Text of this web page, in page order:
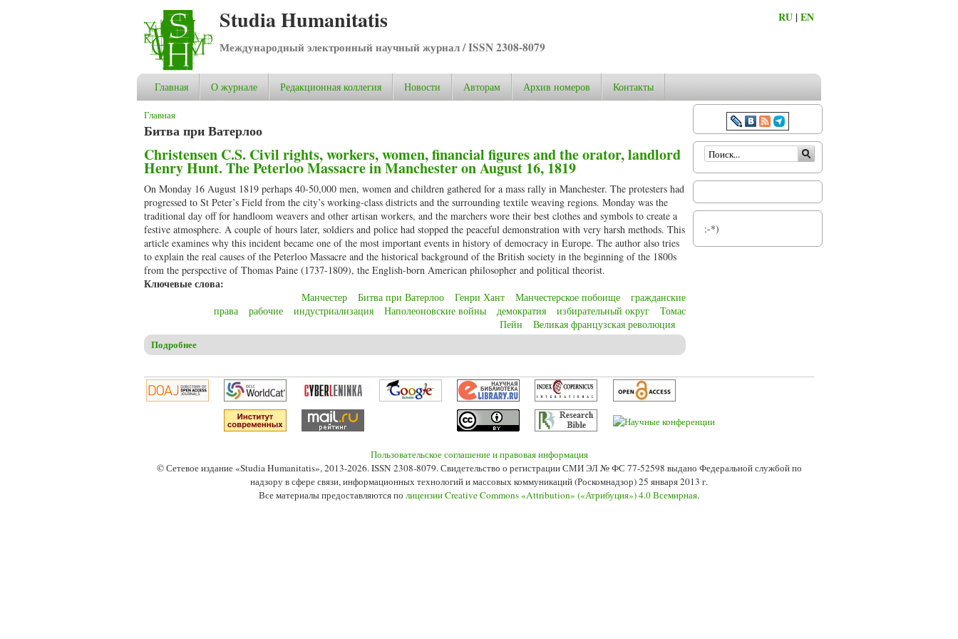
Studia Humanitatis
Международный электронный научный журнал / ISSN 2308-8079
RU |EN
Главная О журнале Редакционная коллегия Новости Авторам Архив номеров Контакты
Вы здесь
Главная
Битва при Ватерлоо
Christensen C.S. Civil rights, workers, women, financial figures and the orator, landlord
Henry Hunt. The Peterloo Massacre in Manchester on August 16, 1819
On Monday 16 August 1819 perhaps 40-50,000 men, women and children gathered for a mass rally in Manchester. The protesters had
progressed to St Peter’s Field from the city’s working-class districts and the surrounding textile weaving regions. Monday was the
traditional day off for handloom weavers and other artisan workers, and the marchers wore their best clothes and symbols to create a
festive atmosphere. A couple of hours later, soldiers and police had stopped the peaceful demonstration with very harsh methods. This
article examines why this incident became one of the most important events in history of democracy in Europe. The author also tries
to explain the real causes of the Peterloo Massacre and the historical background of the British society in the beginning of the 1800s
from the perspective of Thomas Paine (1737-1809), the English-born American philosopher and political theorist.
Ключевые слова:
Манчестер Битва при Ватерлоо Генри Хант Манчестерское побоище
гражданские
права
рабочие индустриализация Наполеоновские войны демократия избирательный округ
Томас
Пейн
Великая французская революция
Подробнее
Форма поиска
:-*)
Пользовательское соглашение и правовая информация
© Сетевое издание «Studia Humanitatis», 2013-2026. ISSN 2308-8079. Свидетельство о регистрации СМИ ЭЛ № ФС 77-52598 выдано Федеральной службой по
надзору в сфере связи, информационных технологий и массовых коммуникаций (Роскомнадзор) 25 января 2013 г.
Все материалы предоставляются по лицензии Creative Commons «Attribution» («Атрибуция») 4.0 Всемирная.